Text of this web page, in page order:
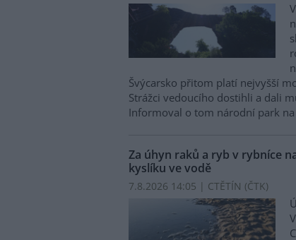
Švýcarsko přitom platí nejvyšší
Strážci vedoucího dostihli a dali
Informoval o tom národní park na
Za úhyn raků a ryb v rybníce
kyslíku ve vodě
7.8.2026 14:05 | CTĚTÍN (ČTK)